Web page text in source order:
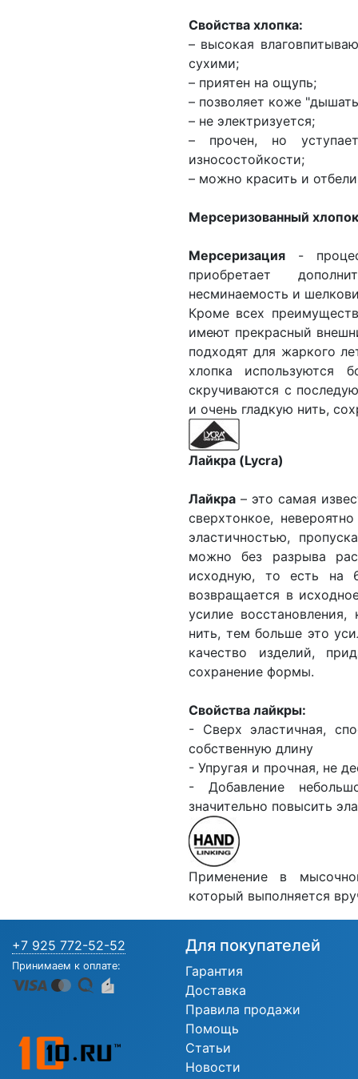
Свойства хлопка:
– высокая
сухими;
– приятен на ощупь;
– позволяет коже
– не электризуется;
– прочен, но
износостойкости;
– можно красить и
Мерсеризованный хлопок
Мерсеризация -
приобретает
несминаемость и
Кроме всех
имеют прекрасный
подходят для жаркого
хлопка используются
скручиваются с
и очень гладкую нить,
Лайкра (Lycra)
Лайкра – это самая
сверхтонкое,
эластичностью,
можно без разрыва
исходную, то есть на
возвращается в
усилие
нить, тем больше это
качество изделий,
сохранение формы.
Свойства лайкры:
- Сверх эластичная,
собственную длину
- Упругая и прочная, не
- Добавление
значительно повысить
Применение в
который выполняется
+7 925 772-52-52
Принимаем к оплате:
Для покупателей
Гарантия
Доставка
Правила продажи
Помощь
Статьи
Новости